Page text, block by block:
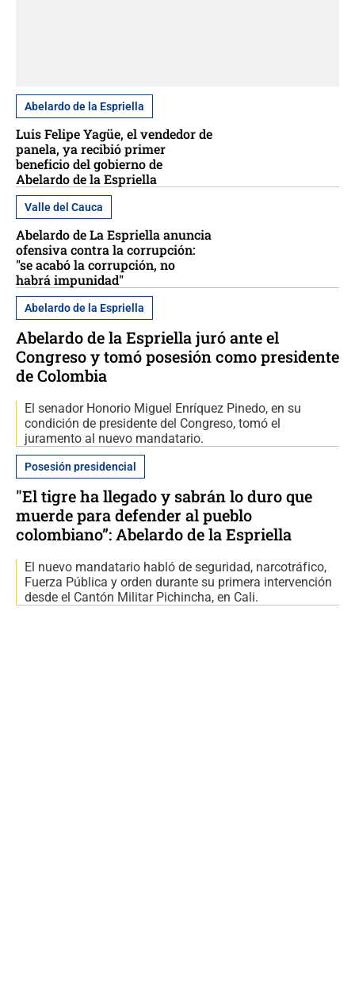
Abelardo de la Espriella
Luis Felipe Yagüe, el vendedor de
panela, ya recibió primer
beneficio del gobierno de
Abelardo de la Espriella
Valle del Cauca
Abelardo de La Espriella anuncia
ofensiva contra la corrupción:
"se acabó la corrupción, no
habrá impunidad"
Abelardo de la Espriella
Abelardo de la Espriella juró ante el
Congreso y tomó posesión como presidente
de Colombia
El senador Honorio Miguel Enríquez Pinedo, en su
condición de presidente del Congreso, tomó el
juramento al nuevo mandatario.
Posesión presidencial
"El tigre ha llegado y sabrán lo duro que
muerde para defender al pueblo
colombiano”: Abelardo de la Espriella
El nuevo mandatario habló de seguridad, narcotráfico,
Fuerza Pública y orden durante su primera intervención
desde el Cantón Militar Pichincha, en Cali.